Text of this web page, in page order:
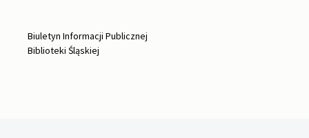
Biuletyn Informacji Publicznej
Biblioteki Śląskiej